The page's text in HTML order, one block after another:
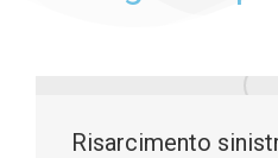
Risarcimento